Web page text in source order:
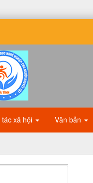
tác xã hội Văn bản